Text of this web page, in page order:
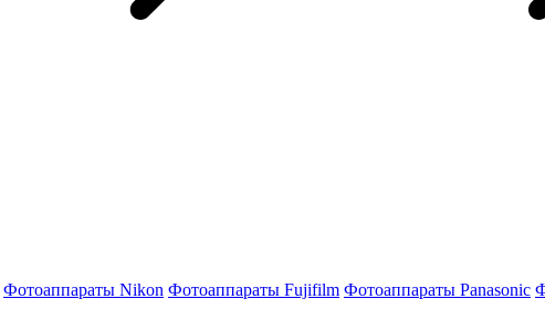
Фотоаппараты Nikon Фотоаппараты Fujifilm Фотоаппараты Panasonic